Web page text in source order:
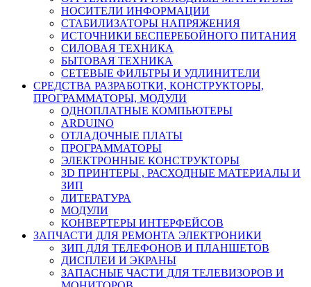
НОСИТЕЛИ ИНФОРМАЦИИ
СТАБИЛИЗАТОРЫ НАПРЯЖЕНИЯ
ИСТОЧНИКИ БЕСПЕРЕБОЙНОГО ПИТАНИЯ
СИЛОВАЯ ТЕХНИКА
БЫТОВАЯ ТЕХНИКА
СЕТЕВЫЕ ФИЛЬТРЫ И УДЛИНИТЕЛИ
СРЕДСТВА РАЗРАБОТКИ, КОНСТРУКТОРЫ,
ПРОГРАММАТОРЫ, МОДУЛИ
ОДНОПЛАТНЫЕ КОМПЬЮТЕРЫ
ARDUINO
ОТЛАДОЧНЫЕ ПЛАТЫ
ПРОГРАММАТОРЫ
ЭЛЕКТРОННЫЕ КОНСТРУКТОРЫ
3D ПРИНТЕРЫ , РАСХОДНЫЕ МАТЕРИАЛЫ И
ЗИП
ЛИТЕРАТУРА
МОДУЛИ
КОНВЕРТЕРЫ ИНТЕРФЕЙСОВ
ЗАПЧАСТИ ДЛЯ РЕМОНТА ЭЛЕКТРОНИКИ
ЗИП ДЛЯ ТЕЛЕФОНОВ И ПЛАНШЕТОВ
ДИСПЛЕИ И ЭКРАНЫ
ЗАПАСНЫЕ ЧАСТИ ДЛЯ ТЕЛЕВИЗОРОВ И